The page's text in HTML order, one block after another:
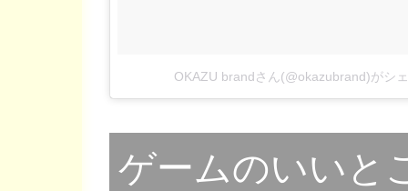
OKAZU brandさん(@okazubrand)がシ
ゲームのいいと